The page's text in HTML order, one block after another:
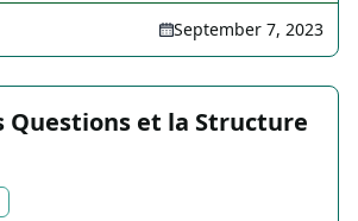
September 7, 2023
Questions et la Structure